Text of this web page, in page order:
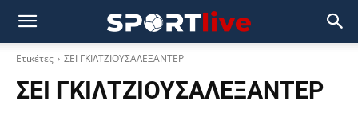
Ετικέτες ΣΕΙ ΓΚΙΛΤΖΙΟΥΣΑΛΕΞΑΝΤΕΡ
ΣΕΙ ΓΚΙΛΤΖΙΟΥΣΑΛΕΞΑΝΤΕΡ